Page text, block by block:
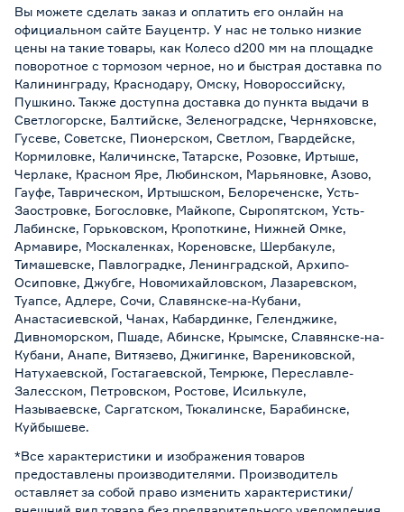
Вы можете сделать заказ и оплатить его онлайн на
официальном сайте Бауцентр. У нас не только низкие
цены на такие товары, как Колесо d200 мм на площадке
поворотное с тормозом черное, но и быстрая доставка по
Калининграду, Краснодару, Омску, Новороссийску,
Пушкино. Также доступна доставка до пункта выдачи в
Светлогорске, Балтийске, Зеленоградске, Черняховске,
Гусеве, Советске, Пионерском, Светлом, Гвардейске,
Кормиловке, Каличинске, Татарске, Розовке, Иртыше,
Черлаке, Красном Яре, Любинском, Марьяновке, Азово,
Гауфе, Таврическом, Иртышском, Белореченске, Усть-
Заостровке, Богословке, Майкопе, Сыропятском, Усть-
Лабинске, Горьковском, Кропоткине, Нижней Омке,
Армавире, Москаленках, Кореновске, Шербакуле,
Тимашевске, Павлоградке, Ленинградской, Архипо-
Осиповке, Джубге, Новомихайловском, Лазаревском,
Туапсе, Адлере, Сочи, Славянске-на-Кубани,
Анастасиевской, Чанах, Кабардинке, Геленджике,
Дивноморском, Пшаде, Абинске, Крымске, Славянске-на-
Кубани, Анапе, Витязево, Джигинке, Варениковской,
Натухаевской, Гостагаевской, Темрюке, Переславле-
Залесском, Петровском, Ростове, Исилькуле,
Называевске, Саргатском, Тюкалинске, Барабинске,
Куйбышеве.
*Все характеристики и изображения товаров
предоставлены производителями. Производитель
оставляет за собой право изменить характеристики/